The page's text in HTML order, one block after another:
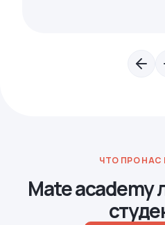
ЧТО ПРО НАС
Mate academy